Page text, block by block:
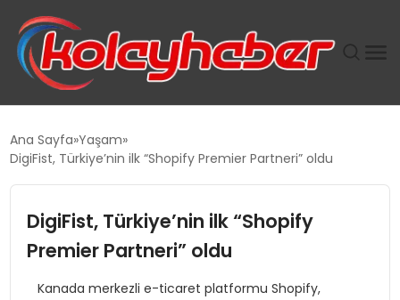
TANYER YAPI ZEMIN MÜHENDISLIĞINDE HEDEF
Ana Sayfa Yaşam
DigiFist, Türkiye’nin ilk “Shopify Premier Partneri” oldu
DigiFist, Türkiye’nin ilk “Shopify
Premier Partneri” oldu
Kanada merkezli e-ticaret platformu Shopify,